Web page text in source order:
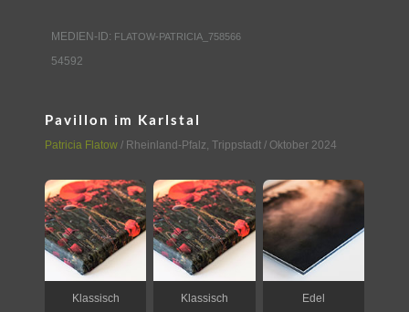
MEDIEN-ID: FLATOW-PATRICIA_758566
54592
Pavillon im Karlstal
Patricia Flatow / Rheinland-Pfalz, Trippstadt / Oktober 2024
Klassisch Klassisch Edel